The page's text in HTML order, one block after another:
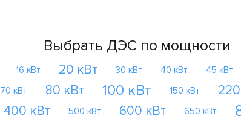
Выбрать ДЭС по мощности
16 кВт 20 кВт 30 кВт 40 кВт 45 кВт
70 кВт 80 кВт 100 кВт 150 кВт
400 кВт 500 кВт 600 кВт 650 кВт